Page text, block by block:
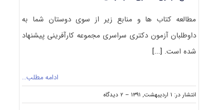
مطالعه کتاب ها و منابع زیر از سوی دوستان شما به
داوطلبان آزمون دکتری سراسری مجموعه کارآفرینی پیشنهاد
شده است. [...]
ادامه مطلب…
انتشار در: ۱ اردیبهشت, ۱۳۹۱ -- ۲ دیدگاه
on
منابع